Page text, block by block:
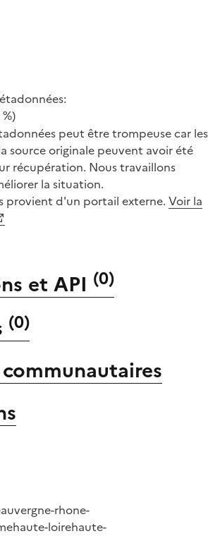
peut être trompeuse car les
source originale peuvent avoir été
récupération. Nous travaillons
la situation.
provient d'un portail externe. Voir la
et API (0)
(0)
communautaires
auvergne-rhone-
haute-loirehaute-